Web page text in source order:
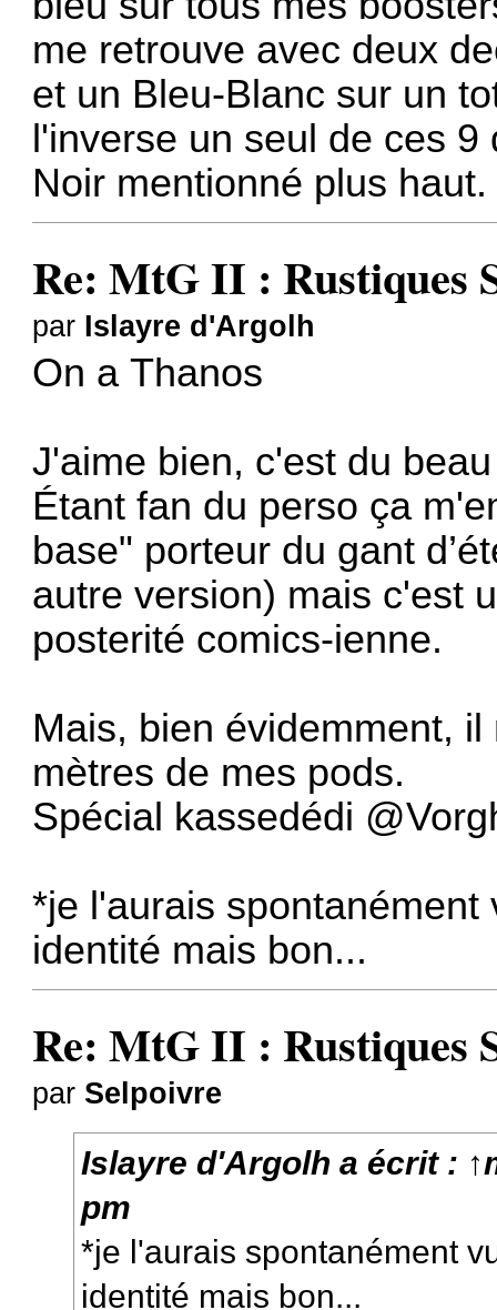
me retrouve avec deux
et un Bleu-Blanc sur un
l'inverse un seul de ces
Noir mentionné plus
Re: MtG II : Rustiques
par Islayre d'Argolh
On aThanos
J'aime bien, c'est du
Étant fan du perso ça
base" porteur du gant
autre version) mais c'est
posterité comics-ienne.
Mais, bien évidemment,
mètres de mes pods.
Spécial kassedédi
*je l'aurais
identité mais bon...
Re: MtG II : Rustiques
par Selpoivre
Islayre d'Argolh a écrit : ↑
pm
*je l'aurais spontanément
identité mais bon...